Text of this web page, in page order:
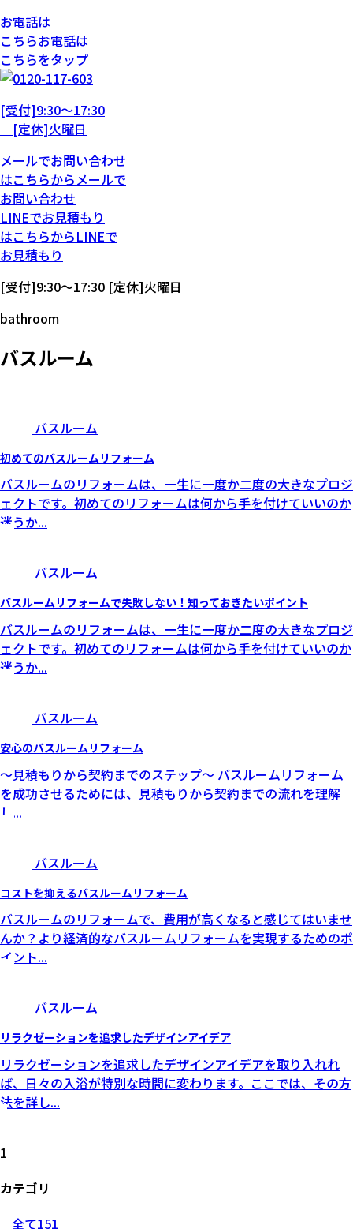
お電話は
こちらお電話は
こちらをタップ
[受付]9:30～17:30
[定休]火曜日
メールでお問い合わせ
はこちらからメールで
お問い合わせ
LINEでお見積もり
はこちらからLINEで
お見積もり
[受付]9:30～17:30 [定休]火曜日
bathroom
バスルーム
バスルーム
初めてのバスルームリフォーム
バスルームのリフォームは、一生に一度か二度の大きなプロジ
ェクトです。初めてのリフォームは何から手を付けていいのか
迷うか...
バスルーム
バスルームリフォームで失敗しない！知っておきたいポイント
バスルームのリフォームは、一生に一度か二度の大きなプロジ
ェクトです。初めてのリフォームは何から手を付けていいのか
迷うか...
バスルーム
安心のバスルームリフォーム
～見積もりから契約までのステップ～ バスルームリフォーム
を成功させるためには、見積もりから契約までの流れを理解
し ...
バスルーム
コストを抑えるバスルームリフォーム
バスルームのリフォームで、費用が高くなると感じてはいませ
んか？より経済的なバスルームリフォームを実現するためのポ
イント...
バスルーム
リラクゼーションを追求したデザインアイデア
リラクゼーションを追求したデザインアイデアを取り入れれ
ば、日々の入浴が特別な時間に変わります。ここでは、その方
法を詳し...
1
カテゴリ
全て151